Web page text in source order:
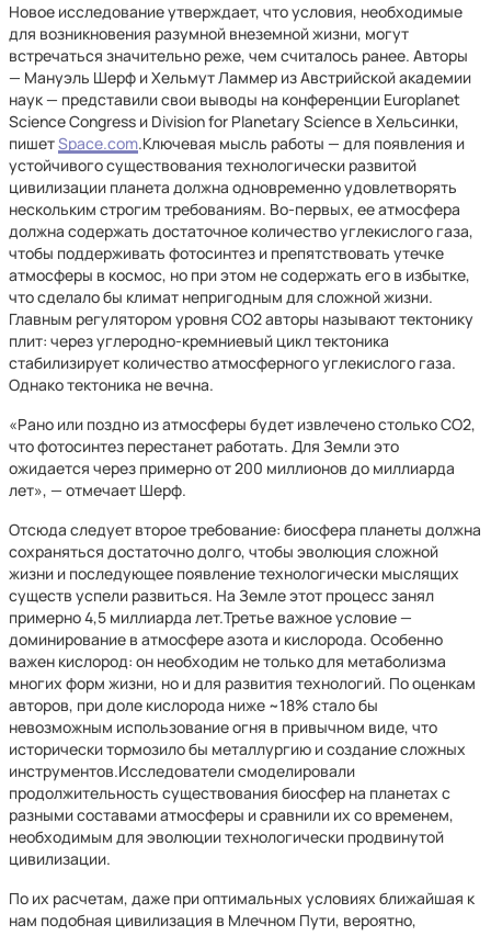
Новое исследование утверждает, что условия, необходимые
для возникновения разумной внеземной жизни, могут
встречаться значительно реже, чем считалось ранее. Авторы
— Мануэль Шерф и Хельмут Ламмер из Австрийской академии
наук — представили свои выводы на конференции Europlanet
Science Congress и Division for Planetary Science в Хельсинки,
пишетSpace.com.Ключевая мысль работы — для появления и
устойчивого существования технологически развитой
цивилизации планета должна одновременно удовлетворять
нескольким строгим требованиям. Во-первых, ее атмосфера
должна содержать достаточное количество углекислого газа,
чтобы поддерживать фотосинтез и препятствовать утечке
атмосферы в космос, но при этом не содержать его в избытке,
что сделало бы климат непригодным для сложной жизни.
Главным регулятором уровня CO2 авторы называют тектонику
плит: через углеродно-кремниевый цикл тектоника
стабилизирует количество атмосферного углекислого газа.
Однако тектоника не вечна.
«Рано или поздно из атмосферы будет извлечено столько CO2,
что фотосинтез перестанет работать. Для Земли это
ожидается через примерно от 200 миллионов до миллиарда
лет», — отмечает Шерф.
Отсюда следует второе требование: биосфера планеты должна
сохраняться достаточно долго, чтобы эволюция сложной
жизни и последующее появление технологически мыслящих
существ успели развиться. На Земле этот процесс занял
примерно 4,5 миллиарда лет.Третье важное условие —
доминирование в атмосфере азота и кислорода. Особенно
важен кислород: он необходим не только для метаболизма
многих форм жизни, но и для развития технологий. По оценкам
авторов, при доле кислорода ниже ~18% стало бы
невозможным использование огня в привычном виде, что
исторически тормозило бы металлургию и создание сложных
инструментов.Исследователи смоделировали
продолжительность существования биосфер на планетах с
разными составами атмосферы и сравнили их со временем,
необходимым для эволюции технологически продвинутой
цивилизации.
По их расчетам, даже при оптимальных условиях ближайшая к
нам подобная цивилизация в Млечном Пути, вероятно,